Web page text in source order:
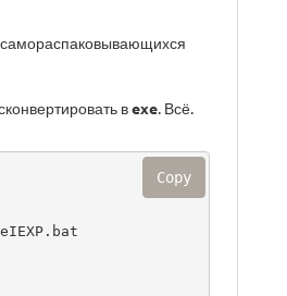
самораспаковывающихся
вexe. Всё.
Copy